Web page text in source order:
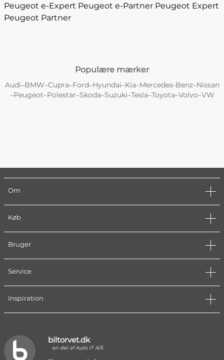
Peugeot e-Expert Peugeot e-Partner Peugeot Expert
Peugeot Partner
Populære mærker
Audi–BMW–Cupra–Ford–Hyundai–Kia–Mercedes-Benz–Nissan
–Peugeot–Polestar–Skoda–Suzuki–Tesla–Toyota–Volvo–VW
Om
Køb
Bruger
Service
Inspiration
biltorvet.dk
en del af Auto IT A/S